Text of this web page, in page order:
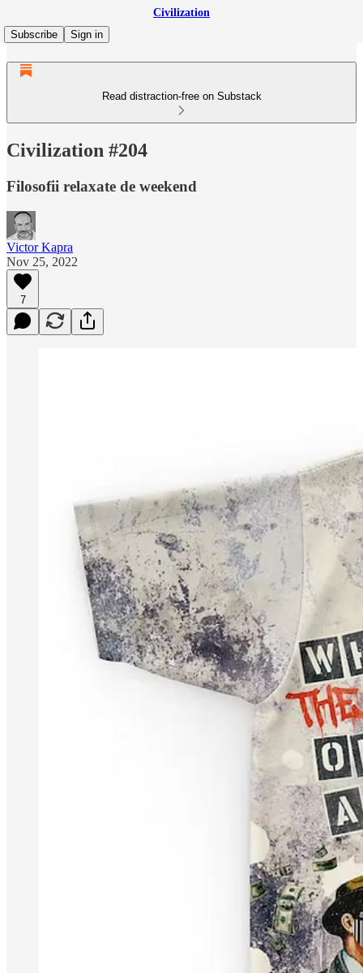
Civilization
Subscribe
Sign in
Read distraction-free on Substack
Civilization #204
Filosofii relaxate de weekend
Victor Kapra
Nov 25, 2022
7